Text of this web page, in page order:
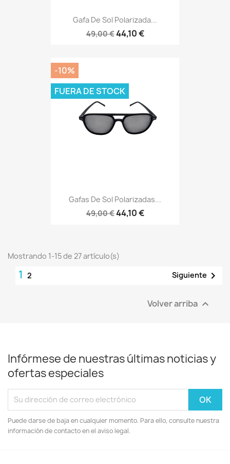
Gafa De Sol Polarizada...
49,00 €44,10 €
Gafas De Sol Polarizadas...
49,00 €44,10 €
-10%
FUERA DE STOCK
Mostrando 1-15 de 27 artículo(s)
1 2 Siguiente 
Volver arriba 
Infórmese de nuestras últimas noticias y
ofertas especiales
Puede darse de baja en cualquier momento. Para ello, consulte nuestra
información de contacto en el aviso legal.